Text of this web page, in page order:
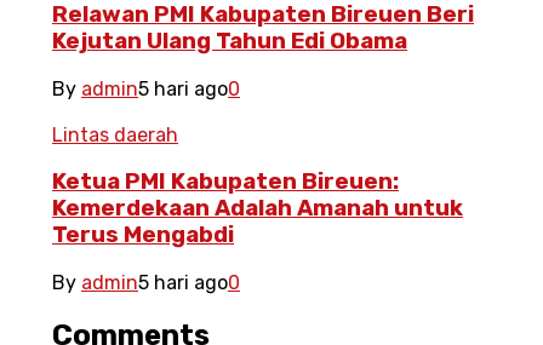
Relawan PMI Kabupaten Bireuen Beri
Kejutan Ulang Tahun Edi Obama
By admin5 hari ago0
Lintas daerah
Ketua PMI Kabupaten Bireuen:
Kemerdekaan Adalah Amanah untuk
Terus Mengabdi
By admin5 hari ago0
Comments